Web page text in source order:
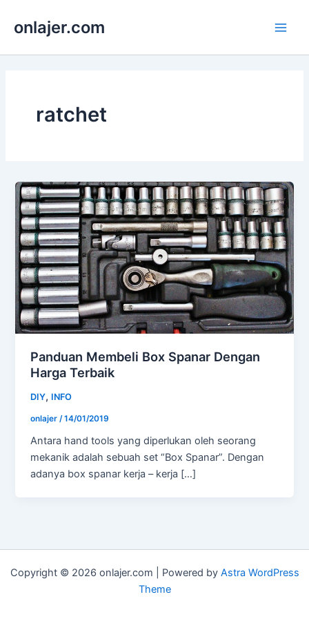
onlajer.com
ratchet
Panduan Membeli Box Spanar Dengan
Harga Terbaik
DIY, INFO
onlajer /14/01/2019
Antara hand tools yang diperlukan oleh seorang
mekanik adalah sebuah set “Box Spanar”. Dengan
adanya box spanar kerja – kerja […]
Copyright © 2026 onlajer.com | Powered by Astra WordPress
Theme